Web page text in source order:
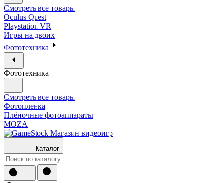
Смотреть все товары
Oculus Quest
Playstation VR
Игры на двоих
Фототехника
Фототехника
Смотреть все товары
Фотопленка
Плёночные фотоаппараты
MOZA
Каталог